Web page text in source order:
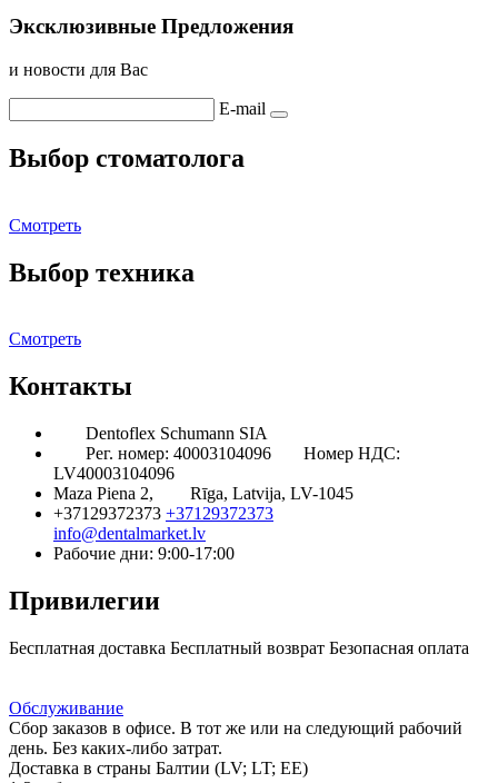
Эксклюзивные Предложения
и новости для Вас
E-mail
Выбор стоматолога
Смотреть
Выбор техника
Смотреть
Контакты
Dentoflex Schumann SIA
Рег. номер: 40003104096
Номер НДС:
LV40003104096
Maza Piena 2,
Rīga, Latvija, LV-1045
+37129372373 +37129372373
info@dentalmarket.lv
Рабочие дни: 9:00-17:00
Привилегии
Бесплатная доставка Бесплатный возврат Безопасная оплата
Обслуживание
Сбор заказов в офисе. В тот же или на следующий рабочий
день. Без каких-либо затрат.
Доставка в страны Балтии (LV; LT; EE)